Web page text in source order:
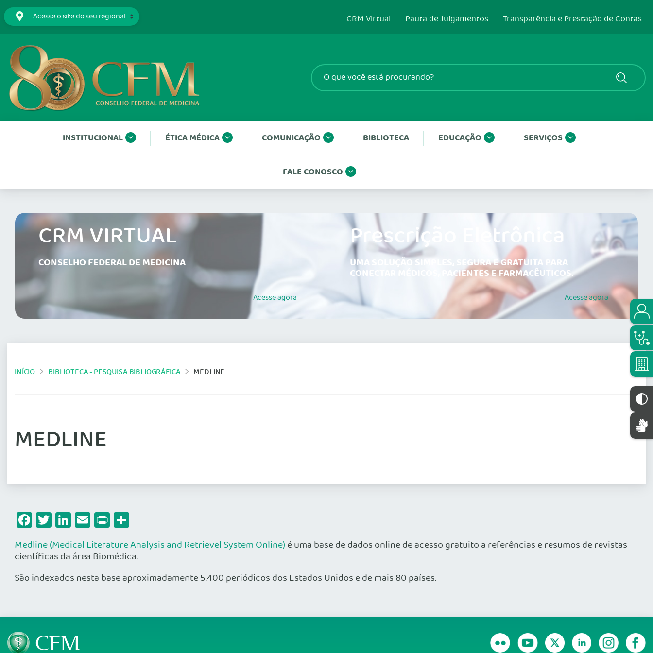
CRM Virtual Pauta de Julgamentos Transparência e Prestação de Contas
INSTITUCIONAL ÉTICA MÉDICA COMUNICAÇÃO BIBLIOTECA EDUCAÇÃO SERVIÇOS
FALE CONOSCO
CRM VIRTUAL
CONSELHO FEDERAL DE MEDICINA
Acesseagora
Prescrição Eletrônica
UMA SOLUÇÃO SIMPLES, SEGURA E GRATUITA PARA
CONECTAR MÉDICOS, PACIENTES E FARMACÊUTICOS.
Acesseagora
INÍCIO BIBLIOTECA - PESQUISA BIBLIOGRÁFICA MEDLINE
MEDLINE
Facebook
Twitter
LinkedIn
Email
Print
Medline (Medical Literature Analysis and Retrievel System Online) é uma base de dados online de acesso gratuito a referências e resumos de revistas
científicas da área Biomédica.
São indexados nesta base aproximadamente 5.400 periódicos dos Estados Unidos e de mais 80 países.